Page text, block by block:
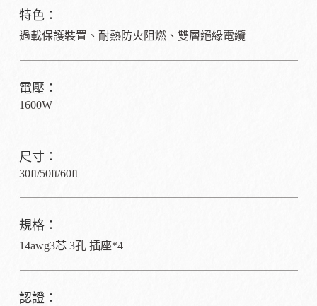
特色：
過載保護裝置、耐熱防火阻燃、雙層絕緣電纜
電壓：
1600W
尺寸：
30ft/50ft/60ft
規格：
14awg3芯 3孔 插座*4
認證：